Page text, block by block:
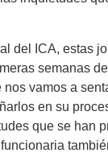
del ICA, estas
semanas de
vamos a
en su
que se han